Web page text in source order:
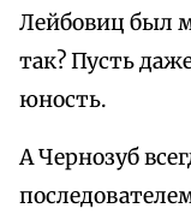
Лейбовиц был
так? Пусть
юность.
А Чернозуб